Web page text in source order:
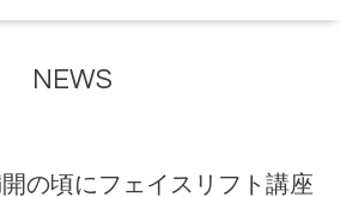
NEWS
の頃にフェイスリフト講座